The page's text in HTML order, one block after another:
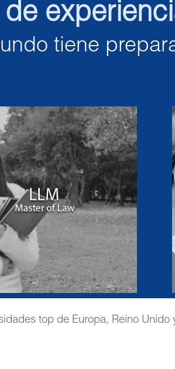
de
tiene
top de Europa, Reino Unido